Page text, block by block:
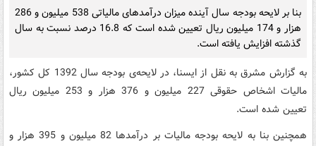
بنا بر لایحه بودجه سال آینده میزان درآمدهای مالیاتی 538 میلیون و 286
هزار و 174 میلیون ریال تعیین شده است که 16.8 درصد نسبت به سال
گذشته افزایش یافته است.
به گزارش مشرق به نقل از ایسنا، در لایحه‌ی بودجه سال 1392 کل کشور،
مالیات اشخاص حقوقی 227 میلیون و 376 هزار و 253 میلیون ریال
تعیین شده است.
همچنین بنا به لایحه بودجه مالیات بر درآمدها 82 میلیون و 395 هزار و